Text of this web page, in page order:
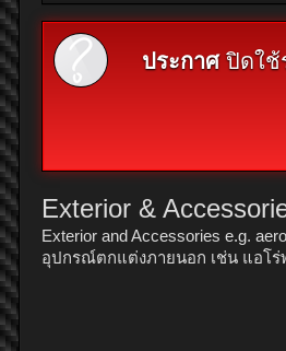
ประกาศปิดใช้
Exterior &
Exterior and Accessories e.g.
อุปกรณ์ตกแต่งภายนอก เช่น แอโ